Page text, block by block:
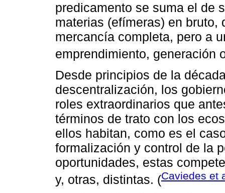
predicamento se suma el de
materias (efímeras) en bruto,
mercancía completa, pero a
emprendimiento, generación
Desde principios de la
descentralización, los
roles extraordinarios que
términos de trato con los
ellos habitan, como es el
formalización y control de la
oportunidades, estas
y, otras, distintas. (Caviedes et